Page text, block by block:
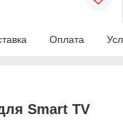
Оплата
Smart TV